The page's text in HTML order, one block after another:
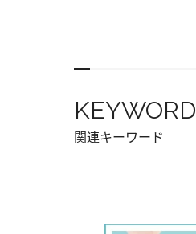
KEYWORD
関連キーワード